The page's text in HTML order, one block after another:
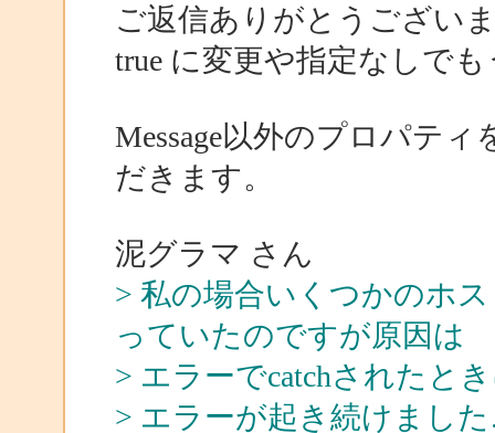
ご返信ありがとうござい
true に変更や指定なしで
Message以外のプロパテ
だきます。
泥グラマ さん
> 私の場合いくつかのホ
っていたのですが原因は
> エラーでcatchされたと
> エラーが起き続けまし